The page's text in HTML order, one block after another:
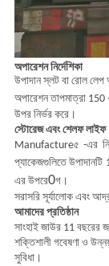
অপারেশন নির্দেশিকা
উপাদান স্লট বা রোল লেপ
অপারেশন তাপমাত্রা
উপর নির্ভর করে।
স্টোরেজ এবং শেলফ লাইফ
Manufacture৫ -এর
প্যাকেজগুলিতে উপাদানটি
এর উপরে0গ।
সরাসরি সূর্যালোক এবং
আমাদের প্রতিষ্ঠান
সাংহাই জাউর 11 বছরের
শক্তিশালী গবেষণা ও
সুবিধা।